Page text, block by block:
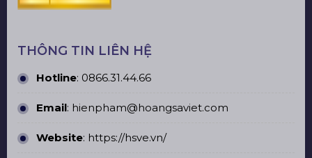
THÔNG TIN LIÊN HỆ
Hotline: 0866.31.44.66
Email: hienpham@hoangsaviet.com
Website: https://hsve.vn/